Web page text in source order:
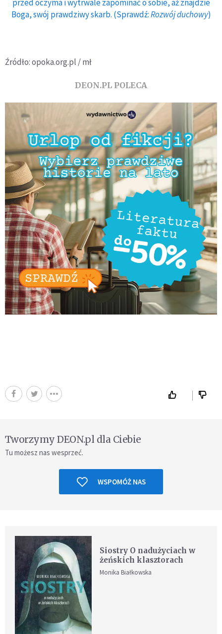
przed oczyma i wytrwale zapominać o sobie, aż znajdzie
Boga, swój prawdziwy skarb. (Sprawdź:Rozwój duchowy)
Źródło: opoka.org.pl / mł
DEON.PL POLECA
Tworzymy DEON.pl dla Ciebie
Tu możesz nas wesprzeć.
WSPOMÓŻ NAS
Siostry O nadużyciach w
żeńskich klasztorach
Monika Białkowska